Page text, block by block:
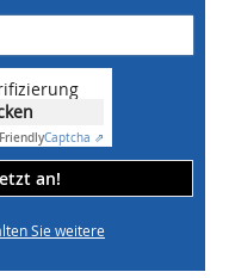
FriendlyCaptcha ⇗
an!
Sie weitere